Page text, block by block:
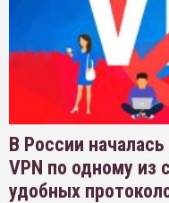
В России
VPN по одному из
удобных